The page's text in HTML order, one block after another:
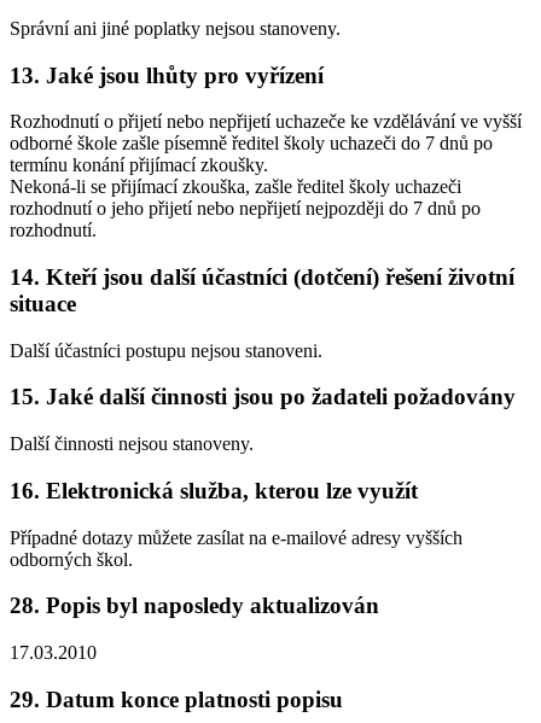
Správní ani jiné poplatky nejsou stanoveny.
13. Jaké jsou lhůty pro vyřízení
Rozhodnutí o přijetí nebo nepřijetí uchazeče ke vzdělávání ve vyšší
odborné škole zašle písemně ředitel školy uchazeči do 7 dnů po
termínu konání přijímací zkoušky.
Nekoná-li se přijímací zkouška, zašle ředitel školy uchazeči
rozhodnutí o jeho přijetí nebo nepřijetí nejpozději do 7 dnů po
rozhodnutí.
14. Kteří jsou další účastníci (dotčení) řešení životní
situace
Další účastníci postupu nejsou stanoveni.
15. Jaké další činnosti jsou po žadateli požadovány
Další činnosti nejsou stanoveny.
16. Elektronická služba, kterou lze využít
Případné dotazy můžete zasílat na e-mailové adresy vyšších
odborných škol.
28. Popis byl naposledy aktualizován
17.03.2010
29. Datum konce platnosti popisu